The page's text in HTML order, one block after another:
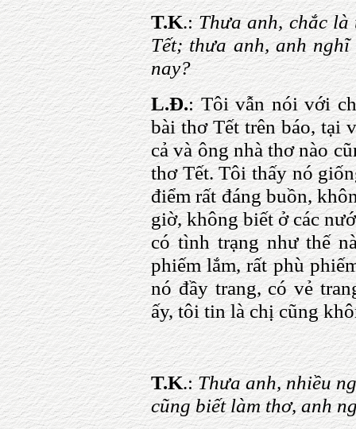
T.K.:Thưa anh, chắc là
Tết; thưa anh, anh
nay?
L.Đ.: Tôi vẫn nói với
bài thơ Tết trên báo, tại
cả và ông nhà thơ nào
thơ Tết. Tôi thấy nó
điểm rất đáng buồn,
giờ, không biết ở các
có tình trạng như thế
phiếm lắm, rất phù
nó đầy trang, có vẻ
ấy, tôi tin là chị cũng
T.K.:Thưa anh, nhiều
cũng biết làm thơ, anh